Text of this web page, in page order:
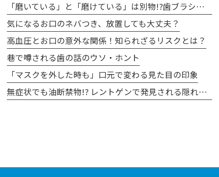
「磨いている」と「磨けている」は別物!?歯ブラシが届かない汚れの対策
気になるお口のネバつき、放置しても大丈夫？
高血圧とお口の意外な関係！知られざるリスクとは？
巷で噂される歯の話のウソ・ホント
「マスクを外した時も」口元で変わる見た目の印象
無症状でも油断禁物!? レントゲンで発見される隠れた病気